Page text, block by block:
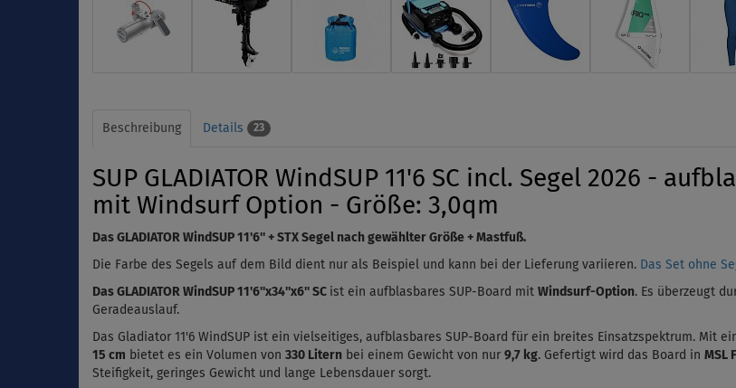
Beschreibung Details 23
SUP GLADIATOR WindSUP 11'6 SC incl. Segel 2026 -
mit Windsurf Option - Größe: 3,0qm
Das GLADIATOR WindSUP 11'6'' + STX Segel nach gewählter Größe + Mastfuß.
Die Farbe des Segels auf dem Bild dient nur als Beispiel und kann bei der Lieferung variieren. Das Set ohne
Das GLADIATOR WindSUP 11'6''x34''x6'' SC ist ein aufblasbares SUP-Board mit Windsurf-Option. Es überzeugt
Geradeauslauf.
Das Gladiator 11'6 WindSUP ist ein vielseitiges, aufblasbares SUP-Board für ein breites Einsatzspektrum. Mit
15 cm bietet es ein Volumen von 330 Litern bei einem Gewicht von nur 9,7 kg. Gefertigt wird das Board in MSL
Steifigkeit, geringes Gewicht und lange Lebensdauer sorgt.